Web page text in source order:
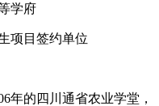
学府
项目签约单位
的四川通省农业学堂，